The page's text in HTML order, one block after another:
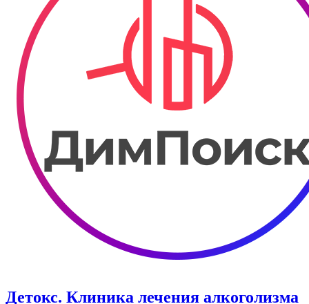
Детокс. Клиника лечения алкоголизма